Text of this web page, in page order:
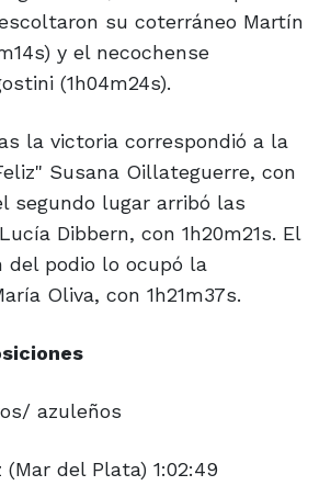
su coterráneo Martín
y el necochense
(1h04m24s).
la victoria correspondió a la
Susana Oillateguerre, con
segundo lugar arribó las
Dibbern, con 1h20m21s. El
del podio lo ocupó la
Oliva, con 1h21m37s.
azuleños
(Mar del Plata) 1:02:49